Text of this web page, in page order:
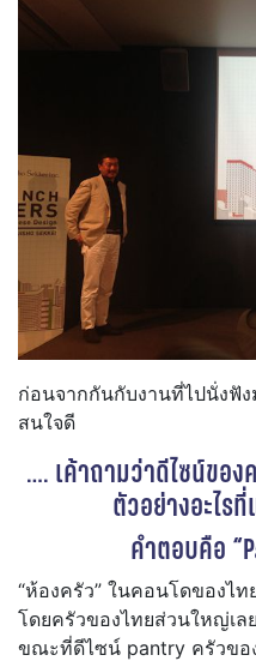
ก่อนจากกันกับงานที่ไปนั่งฟั
สนใจดี
…. เค้าถามว่าดีไซน์ขอ
ตัวอย่างอะไร
คำตอบคือ
“ห้องครัว” ในคอนโดของไ
โดยครัวของไทยส่วนใหญ่เล
ขณะที่ดีไซน์ pantry ครัวข